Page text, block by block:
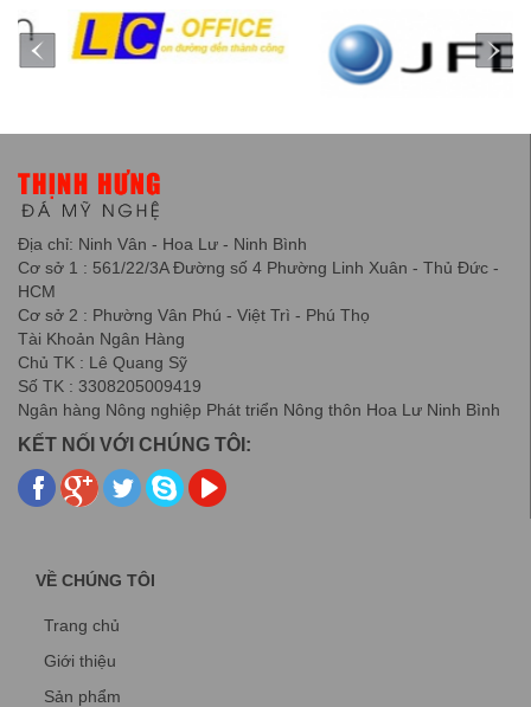
Địa chỉ: Ninh Vân - Hoa Lư - Ninh Bình
Cơ sở 1 : 561/22/3A Đường số 4 Phường Linh Xuân - Thủ Đức -
HCM
Cơ sở 2 : Phường Vân Phú - Việt Trì - Phú Thọ
Tài Khoản Ngân Hàng
Chủ TK : Lê Quang Sỹ
Số TK : 3308205009419
Ngân hàng Nông nghiệp Phát triển Nông thôn Hoa Lư Ninh Bình
KẾT NỐI VỚI CHÚNG TÔI:
VỀ CHÚNG TÔI
Trang chủ
Giới thiệu
Sản phẩm